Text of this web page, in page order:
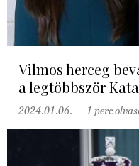
Vilmos herceg
a legtöbbször
2024.01.06. 1 perc